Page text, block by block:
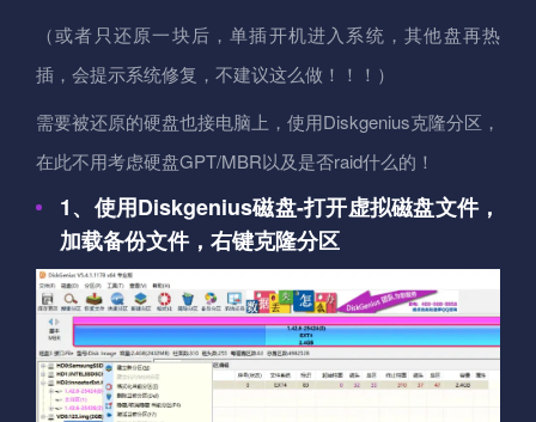
（或者只还原一块后，单插开机进入系统，其他盘再热
插，会提示系统修复，不建议这么做！！！）
需要被还原的硬盘也接电脑上，使用Diskgenius克隆分区，
在此不用考虑硬盘GPT/MBR以及是否raid什么的！
1、使用Diskgenius磁盘-打开虚拟磁盘文件，
加载备份文件，右键克隆分区